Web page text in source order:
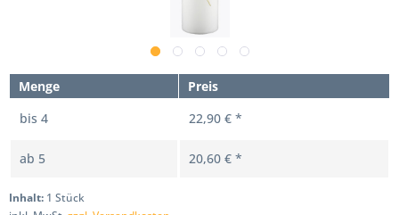
Menge
Preis
bis 4 22,90 € *
ab 5 20,60 € *
Inhalt: 1 Stück